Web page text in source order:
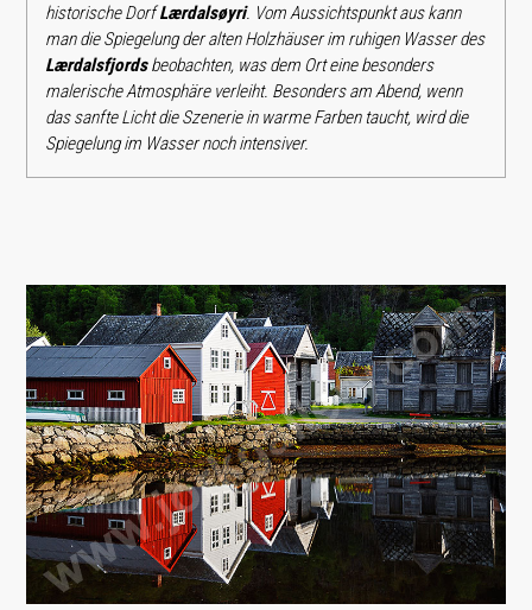
historische DorfLærdalsøyri. Vom Aussichtspunkt aus kann
man die Spiegelung der alten Holzhäuser im ruhigen Wasser des
Lærdalsfjordsbeobachten, was dem Ort eine besonders
malerische Atmosphäre verleiht. Besonders am Abend, wenn
das sanfte Licht die Szenerie in warme Farben taucht, wird die
Spiegelung im Wasser noch intensiver.